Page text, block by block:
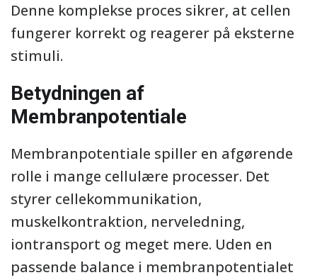
Denne komplekse proces sikrer, at cellen
fungerer korrekt og reagerer på eksterne
stimuli.
Betydningen af
Membranpotentiale
Membranpotentiale spiller en afgørende
rolle i mange cellulære processer. Det
styrer cellekommunikation,
muskelkontraktion, nerveledning,
iontransport og meget mere. Uden en
passende balance i membranpotentialet